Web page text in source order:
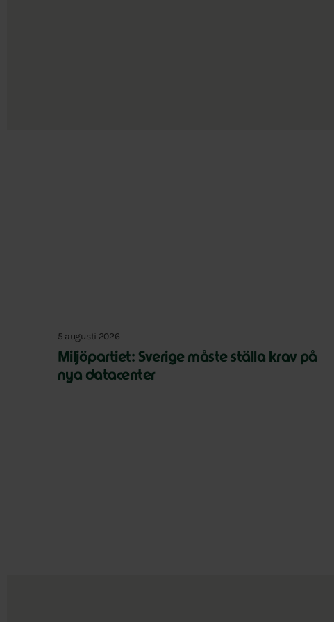
5 augusti 2026
Miljöpartiet: Sverige måste ställa krav på
nya datacenter